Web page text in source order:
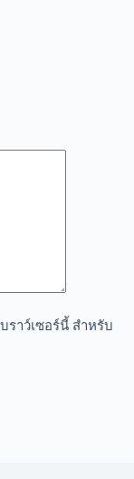
ราว์เซอร์นี้ สำหรับ